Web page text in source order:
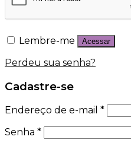
Lembre-me Acessar
Perdeu sua senha?
Cadastre-se
Endereço de e-mail *
Senha *